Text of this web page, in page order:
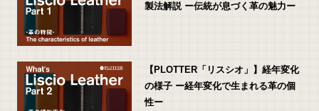
製法解説 ー伝統が息づく革の魅力ー
【PLOTTER「リスシオ」】経年変化
の様子 ー経年変化で生まれる革の個
性ー